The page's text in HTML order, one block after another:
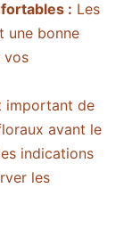
: Les
une bonne
vos
important de
avant le
indications
les